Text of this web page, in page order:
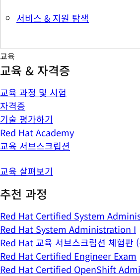
서비스 & 지원 탐색
교육
교육 & 자격증
교육 과정 및 시험
자격증
기술 평가하기
Red Hat Academy
교육 서브스크립션
교육 살펴보기
추천 과정
Red Hat Certified System
Red Hat System Administration I
Red Hat 교육 서브스크립션 체험판
Red Hat Certified Engineer Exam
Red Hat Certified OpenShift